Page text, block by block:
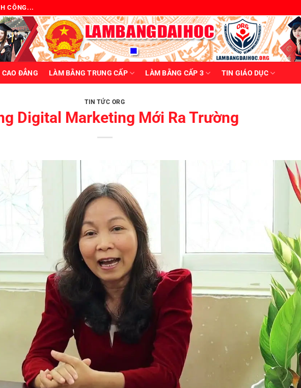
CÔNG...
ĐẲNG LÀM BẰNG TRUNG CẤP LÀM BẰNG CẤP 3 TIN GIÁO DỤC
TIN TỨC ORG
Digital Marketing Mới Ra Trường